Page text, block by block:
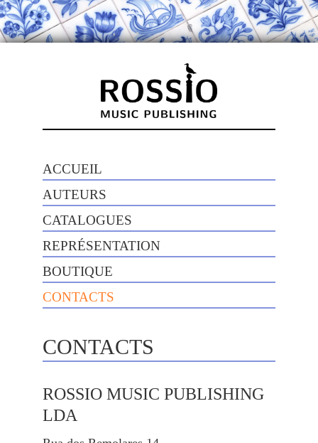
ACCUEIL
AUTEURS
CATALOGUES
REPRÉSENTATION
BOUTIQUE
CONTACTS
CONTACTS
ROSSIO MUSIC PUBLISHING
LDA